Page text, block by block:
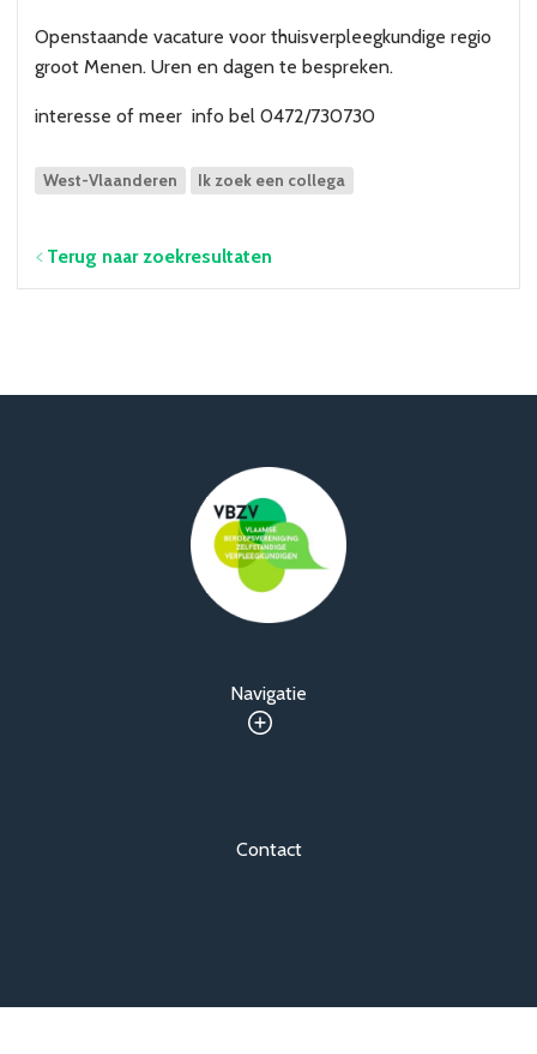
Openstaande vacature voor thuisverpleegkundige regio
groot Menen. Uren en dagen te bespreken.
interesse of meer info bel 0472/730730
West-Vlaanderen Ik zoek een collega
Terug naar zoekresultaten
Navigatie
Contact
Lid worden
Account